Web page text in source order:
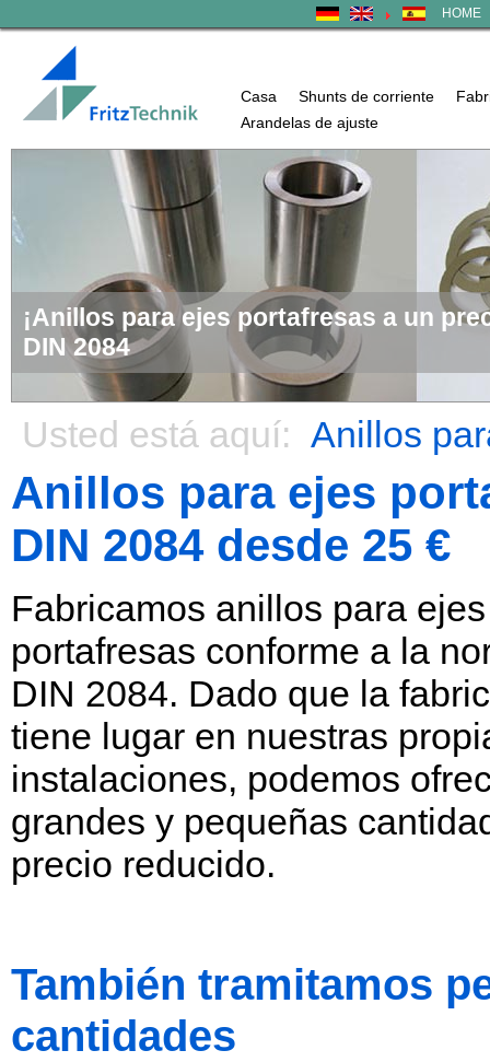
HOME
Casa Shunts de corriente
Arandelas de ajuste
¡Anillos para ejes portafresas a un
DIN 2084
Usted está aquí: Anillos
Anillos para ejes
DIN 2084 desde 25 €
Fabricamos anillos para ejes
portafresas conforme a la
DIN 2084. Dado que la
tiene lugar en nuestras
instalaciones, podemos
grandes y pequeñas
precio reducido.
También tramitamos
cantidades